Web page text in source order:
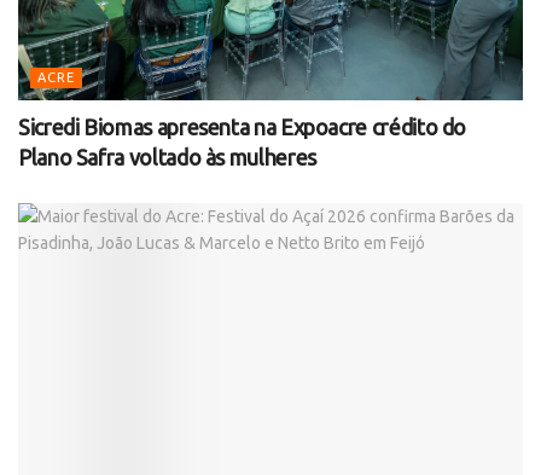
ACRE
Sicredi Biomas apresenta na Expoacre crédito do
Plano Safra voltado às mulheres